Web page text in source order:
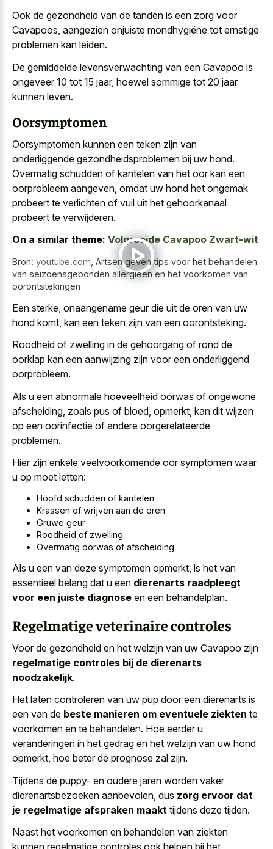
Ook de gezondheid van de tanden is een zorg voor
Cavapoos, aangezien onjuiste mondhygiëne tot ernstige
problemen kan leiden.
De gemiddelde levensverwachting van een Cavapoo is
ongeveer 10 tot 15 jaar, hoewel sommige tot 20 jaar
kunnen leven.
Oorsymptomen
Oorsymptomen kunnen een teken zijn van
onderliggende gezondheidsproblemen bij uw hond.
Overmatig schudden of kantelen van het oor kan een
oorprobleem aangeven, omdat uw hond het ongemak
probeert te verlichten of vuil uit het gehoorkanaal
probeert te verwijderen.
On a similar theme: Volgroeide Cavapoo Zwart-wit
Bron: youtube.com Artsen geven tips voor het behandelen
van seizoensgebonden allergieën en het voorkomen van
oorontstekingen
Een sterke, onaangename geur die uit de oren van uw
hond komt, kan een teken zijn van een oorontsteking.
Roodheid of zwelling in de gehoorgang of rond de
oorklap kan een aanwijzing zijn voor een onderliggend
oorprobleem.
Als u een abnormale hoeveelheid oorwas of ongewone
afscheiding, zoals pus of bloed, opmerkt, kan dit wijzen
op een oorinfectie of andere oorgerelateerde
problemen.
Hier zijn enkele veelvoorkomende oor symptomen waar
u op moet letten:
Hoofd schudden of kantelen
Krassen of wrijven aan de oren
Gruwe geur
Roodheid of zwelling
Overmatig oorwas of afscheiding
Als u een van deze symptomen opmerkt, is het van
essentieel belang dat u een dierenarts raadpleegt
voor een juiste diagnose en een behandelplan.
Regelmatige veterinaire controles
Voor de gezondheid en het welzijn van uw Cavapoo zijn
regelmatige controles bij de dierenarts
noodzakelijk.
Het laten controleren van uw pup door een dierenarts is
een van de beste manieren om eventuele ziekten te
voorkomen en te behandelen. Hoe eerder u
veranderingen in het gedrag en het welzijn van uw hond
opmerkt, hoe beter de prognose zal zijn.
Tijdens de puppy- en oudere jaren worden vaker
dierenartsbezoeken aanbevolen, dus zorg ervoor dat
je regelmatige afspraken maakt tijdens deze tijden.
Naast het voorkomen en behandelen van ziekten